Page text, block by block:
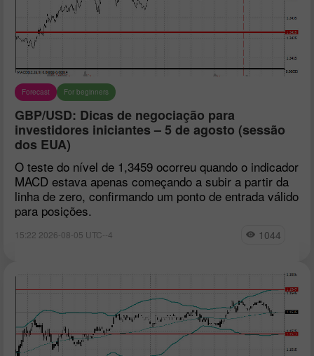
Forecast For beginners
GBP/USD: Dicas de negociação para
investidores iniciantes – 5 de agosto (sessão
dos EUA)
O teste do nível de 1,3459 ocorreu quando o indicador
MACD estava apenas começando a subir a partir da
linha de zero, confirmando um ponto de entrada válido
para posições.
15:22 2026-08-05 UTC--4 1044